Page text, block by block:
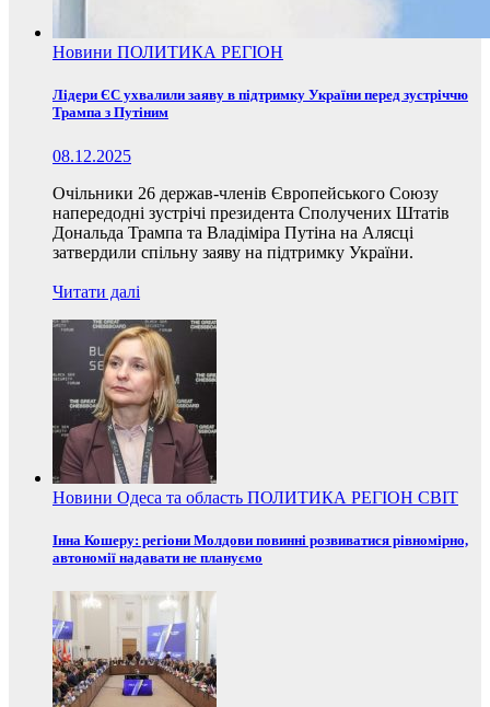
Новини ПОЛИТИКА РЕГІОН
Лідери ЄС ухвалили заяву в підтримку України перед зустріччю
Трампа з Путіним
08.12.2025
Очільники 26 держав-членів Європейського Союзу
напередодні зустрічі президента Сполучених Штатів
Дональда Трампа та Владіміра Путіна на Алясці
затвердили спільну заяву на підтримку України.
Читати далі
Новини Одеса та область ПОЛИТИКА РЕГІОН СВІТ
Інна Кошеру: регіони Молдови повинні розвиватися рівномірно,
автономії надавати не плануємо